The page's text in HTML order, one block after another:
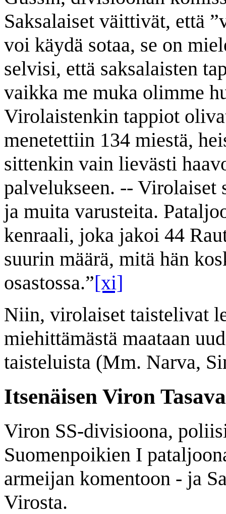
Saksalaiset väittivät, että
voi käydä sotaa, se on
selvisi, että saksalaisten
vaikka me muka olimme
Virolaistenkin tappiot
menetettiin 134 miestä,
sittenkin vain lievästi
palvelukseen. -- Virolaiset
ja muita varusteita.
kenraali, joka jakoi 44
suurin määrä, mitä hän
osastossa.”[xi]
Niin, virolaiset taistelivat
miehittämästä maataan
taisteluista (Mm. Narva,
Itsenäisen Viron
Viron SS-divisioona,
Suomenpoikien I
armeijan komentoon - ja
Virosta.